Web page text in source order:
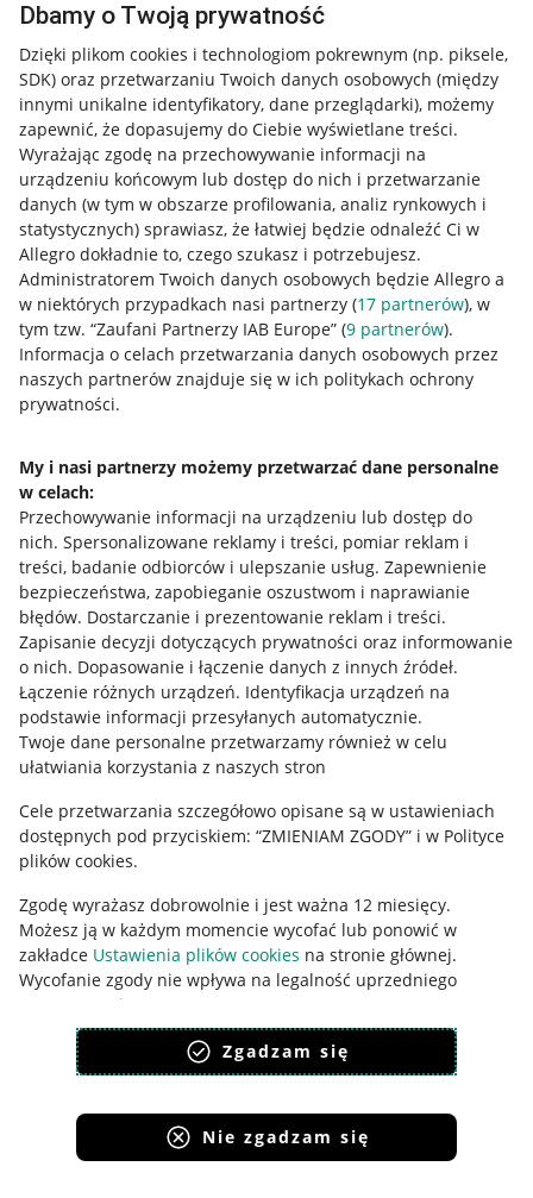
Dbamy o Twoją prywatność
Dzięki plikom cookies i technologiom pokrewnym (np. piksele,
SDK) oraz przetwarzaniu Twoich danych osobowych (między
innymi unikalne identyfikatory, dane przeglądarki), możemy
zapewnić, że dopasujemy do Ciebie wyświetlane treści.
Wyrażając zgodę na przechowywanie informacji na
urządzeniu końcowym lub dostęp do nich i przetwarzanie
danych (w tym w obszarze profilowania, analiz rynkowych i
statystycznych) sprawiasz, że łatwiej będzie odnaleźć Ci w
Allegro dokładnie to, czego szukasz i potrzebujesz.
Administratorem Twoich danych osobowych będzie Allegro a
w niektórych przypadkach nasi partnerzy (17 partnerów), w
tym tzw. “Zaufani Partnerzy IAB Europe” (9 partnerów).
Informacja o celach przetwarzania danych osobowych przez
naszych partnerów znajduje się w ich politykach ochrony
prywatności.
My i nasi partnerzy możemy przetwarzać dane personalne
w celach:
Przechowywanie informacji na urządzeniu lub dostęp do
nich. Spersonalizowane reklamy i treści, pomiar reklam i
treści, badanie odbiorców i ulepszanie usług. Zapewnienie
bezpieczeństwa, zapobieganie oszustwom i naprawianie
błędów. Dostarczanie i prezentowanie reklam i treści.
Zapisanie decyzji dotyczących prywatności oraz informowanie
o nich. Dopasowanie i łączenie danych z innych źródeł.
Łączenie różnych urządzeń. Identyfikacja urządzeń na
podstawie informacji przesyłanych automatycznie.
Twoje dane personalne przetwarzamy również w celu
ułatwiania korzystania z naszych stron
Cele przetwarzania szczegółowo opisane są w ustawieniach
dostępnych pod przyciskiem: “ZMIENIAM ZGODY” i w Polityce
plików cookies.
Zgodę wyrażasz dobrowolnie i jest ważna 12 miesięcy.
Możesz ją w każdym momencie wycofać lub ponowić w
zakładce Ustawienia plików cookies na stronie głównej.
Wycofanie zgody nie wpływa na legalność uprzedniego
przetwarzania.
polityka plików cookies
polityka ochrony prywatności
Zgadzam się
Nie zgadzam się
Przydatne informacje
Jak to działa
Napisz do nas
Allegro Gadane dla kupujących
Mapa miejscowości
Informacje prawne
Regulamin
Polityka plików "cookies"
Ustawienia plików "cookies"
Udostępnianie lokalizacji
Pobierz aplikację
Korzystanie z serwisu oznacza akceptacjęregulaminu